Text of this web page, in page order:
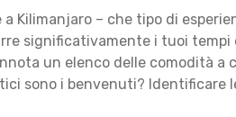
a Kilimanjaro – che tipo di
significativamente i tuoi tempi
un elenco delle comodità
sono i benvenuti? Identificare